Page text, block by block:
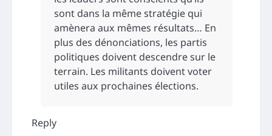
sont dans la même stratégie qui
amènera aux mêmes résultats… En
plus des dénonciations, les partis
politiques doivent descendre sur le
terrain. Les militants doivent voter
utiles aux prochaines élections.
Reply